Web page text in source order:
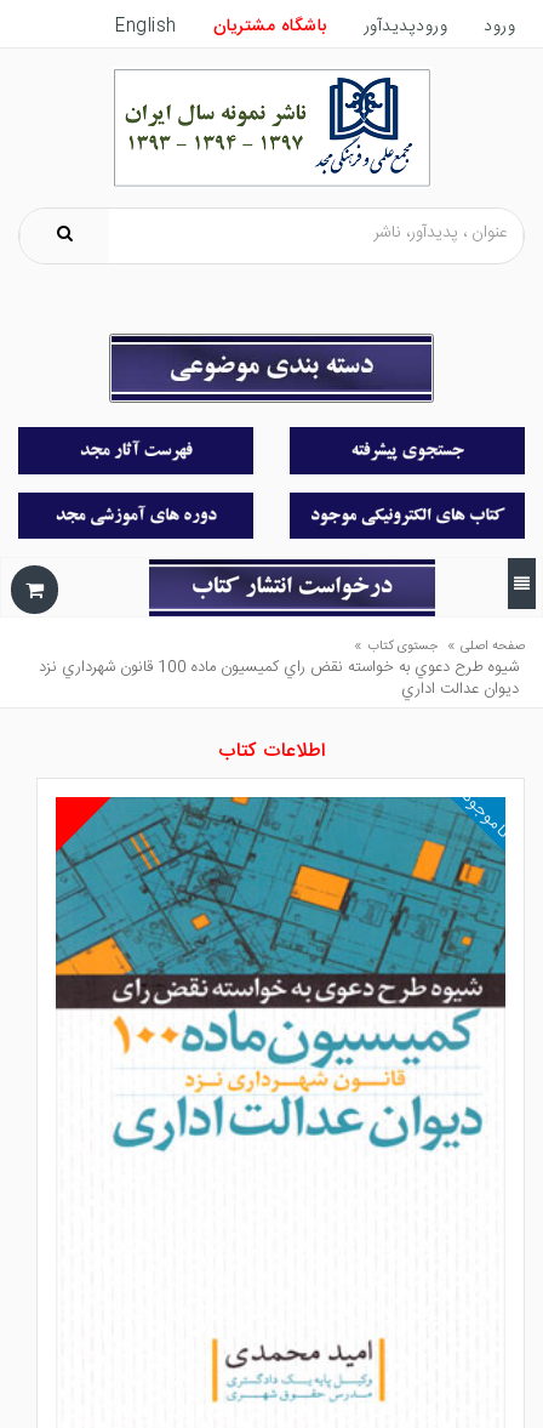
ورود ورودپدیدآور باشگاه مشتریان English
صفحه اصلی » جستوی کتاب »
شيوه طرح دعوي به خواسته نقض راي كميسيون ماده 100 قانون شهرداري نزد
ديوان عدالت اداري
اطلاعات کتاب
ناموجود